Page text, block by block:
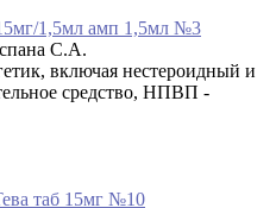
1,5мл амп 1,5мл №3
С.А.
включая нестероидный и
средство, НПВП -